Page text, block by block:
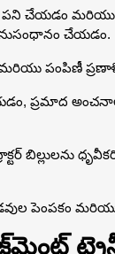
చేయడం మరియు
చేయడం.
మరియు పంపిణీ
ప్రమాద
పెంపకం
ట్రైనీ